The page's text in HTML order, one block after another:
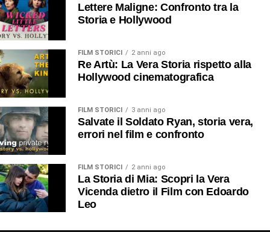
Lettere Maligne: Confronto tra la
Storia e Hollywood
FILM STORICI 2 anni ago
Re Artù: La Vera Storia rispetto alla
Hollywood cinematografica
FILM STORICI 3 anni ago
Salvate il Soldato Ryan, storia vera,
errori nel film e confronto
FILM STORICI 2 anni ago
La Storia di Mia: Scopri la Vera
Vicenda dietro il Film con Edoardo
Leo